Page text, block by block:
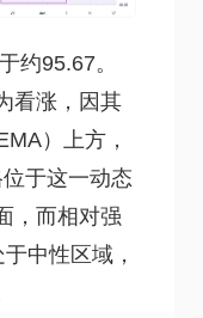
约95.67。
看涨，因其
）上方，
于这一动态
，而相对强
中性区域，